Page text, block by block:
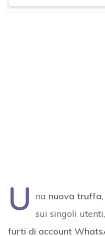
U na nuova truffa
sui singoli
furti di account